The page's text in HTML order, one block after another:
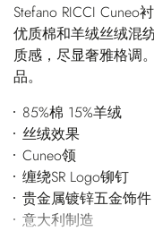
Stefano RICCI
优质棉和羊绒丝绒混
质感，尽显奢雅格调
品。
85%棉 15%羊绒
丝绒效果
Cuneo领
缠绕SR Logo铆钉
贵金属镀锌五金饰件
意大利制造